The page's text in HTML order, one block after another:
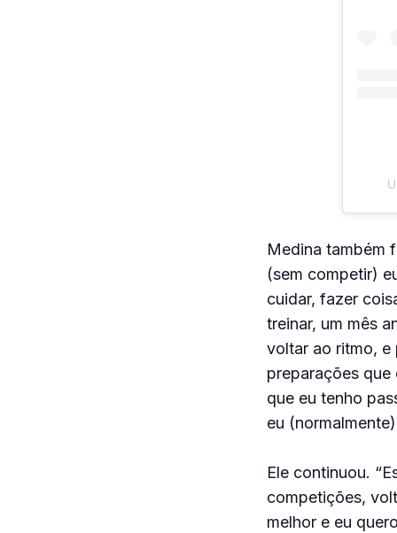
Medina também
(sem competir)
cuidar, fazer
treinar, um mês
voltar ao ritmo, e
preparações que
que eu tenho
eu
Ele continuou.
competições,
melhor e eu